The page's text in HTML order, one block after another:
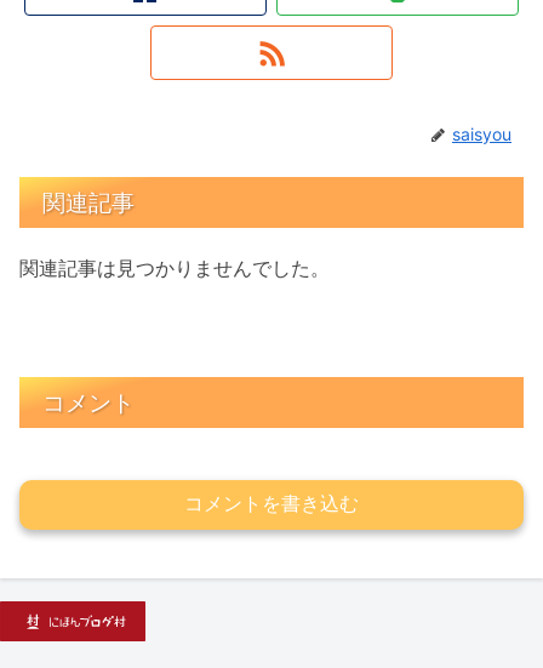
saisyou
関連記事
関連記事は見つかりませんでした。
コメント
コメントを書き込む